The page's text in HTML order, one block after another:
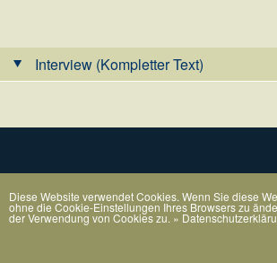
Interview (Kompletter Text)
Diese Website verwendet Cookies. Wenn Sie diese
ohne die Cookie-Einstellungen Ihres Browsers zu
der Verwendung von Cookies zu. »